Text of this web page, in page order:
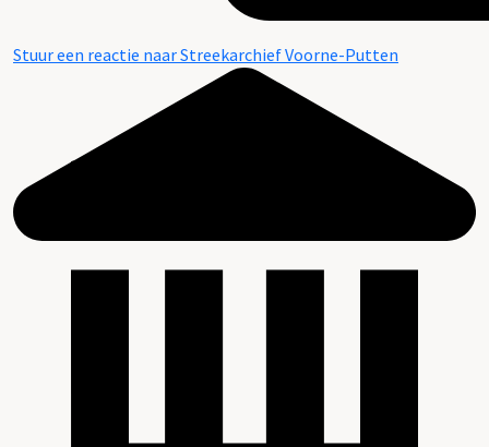
Stuur een reactie naar Streekarchief Voorne-Putten